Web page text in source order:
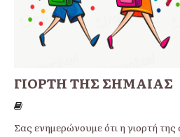
ΓΙΟΡΤΗ ΤΗΣ ΣΗΜΑΙΑΣ
Σας ενημερώνουμε ότι η γιορτή της